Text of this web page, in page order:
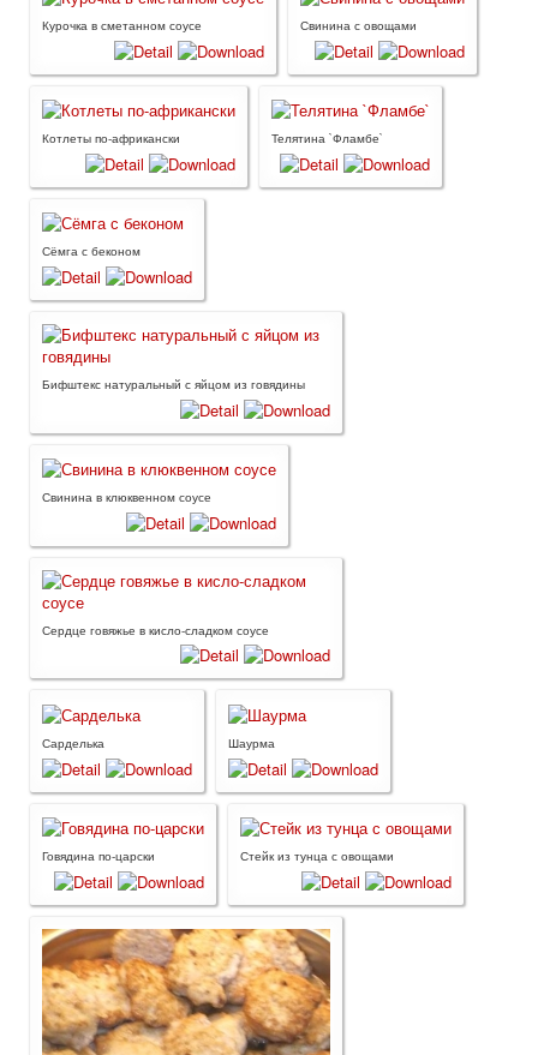
Курочка в сметанном соусе Свинина с овощами
Котлеты по-африкански Телятина `Фламбе`
Сёмга с беконом
Бифштекс натуральный с яйцом из говядины
Свинина в клюквенном соусе
Сердце говяжье в кисло-сладком соусе
Сарделька Шаурма
Говядина по-царски Стейк из тунца с овощами